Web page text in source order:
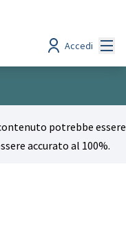
Scegli la lingua
Accedi
potrebbe essere
accurato al 100%.